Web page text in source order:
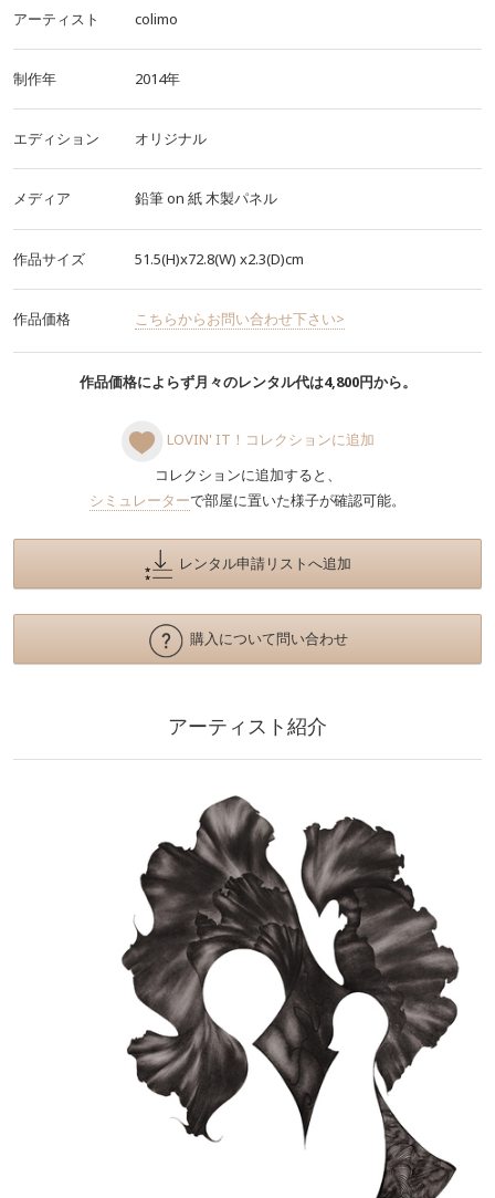
アーティスト colimo
制作年 2014年
エディション オリジナル
メディア 鉛筆on 紙木製パネル
作品サイズ 51.5(H)x72.8(W) x2.3(D)cm
作品価格 こちらからお問い合わせ下さい>
作品価格によらず月々のレンタル代は4,800円から。
LOVIN' IT！コレクションに追加
コレクションに追加すると、
シミュレーターで部屋に置いた様子が確認可能。
レンタル申請リストへ追加
購入について問い合わせ
アーティスト紹介